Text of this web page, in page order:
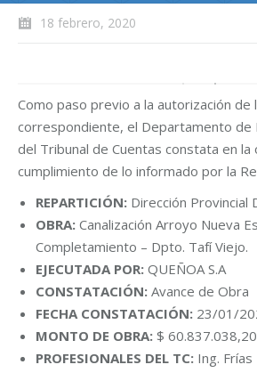
18 febrero, 2020
Como paso previo a la autorización de
correspondiente, el Departamento de
del Tribunal de Cuentas constata en la
cumplimiento de lo informado por la
REPARTICIÓN: Dirección Provincial
OBRA: Canalización Arroyo Nueva
Completamiento – Dpto. Tafí Viejo.
EJECUTADA POR: QUEÑOA S.A
CONSTATACIÓN: Avance de Obra
FECHA CONSTATACIÓN: 23/01/
MONTO DE OBRA: $ 60.837.038,20
PROFESIONALES DEL TC: Ing.